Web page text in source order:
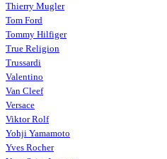
Thierry Mugler
Tom Ford
Tommy Hilfiger
True Religion
Trussardi
Valentino
Van Cleef
Versace
Viktor Rolf
Yohji Yamamoto
Yves Rocher